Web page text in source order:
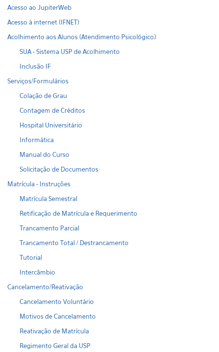
Acesso ao JupiterWeb
Acesso à internet (IFNET)
Acolhimento aos Alunos (Atendimento Psicológico)
SUA - Sistema USP de Acolhimento
Inclusão IF
Serviços/Formulários
Colação de Grau
Contagem de Créditos
Hospital Universitário
Informática
Manual do Curso
Solicitação de Documentos
Matrícula - Instruções
Matrícula Semestral
Retificação de Matrícula e Requerimento
Trancamento Parcial
Trancamento Total / Destrancamento
Tutorial
Intercâmbio
Cancelamento/Reativação
Cancelamento Voluntário
Motivos de Cancelamento
Reativação de Matrícula
Regimento Geral da USP